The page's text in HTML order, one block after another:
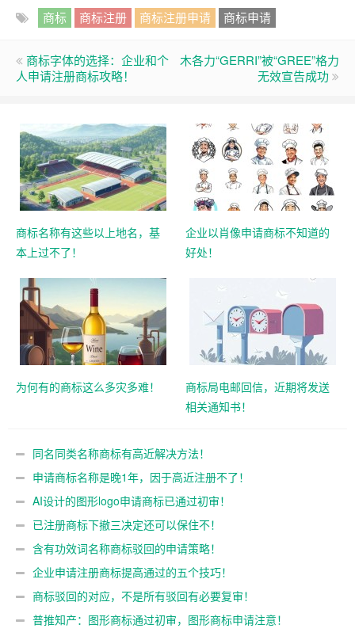
商标 商标注册 商标注册申请 商标申请
商标字体的选择：企业和个
人申请注册商标攻略！
木各力“GERRI”被“GREE”格力
无效宣告成功
商标名称有这些以上地名，基
本上过不了！
企业以肖像申请商标不知道的
好处！
为何有的商标这么多灾多难！
商标局电邮回信，近期将发送
相关通知书！
同名同类名称商标有高近解决方法！
申请商标名称是晚1年，因于高近注册不了！
AI设计的图形logo申请商标已通过初审！
已注册商标下撤三决定还可以保住不！
含有功效词名称商标驳回的申请策略！
企业申请注册商标提高通过的五个技巧！
商标驳回的对应，不是所有驳回有必要复审！
普推知产：图形商标通过初审，图形商标申请注意！